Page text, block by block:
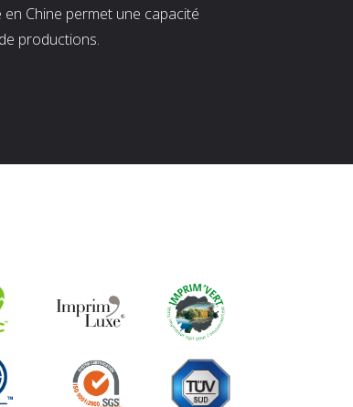
Chine permet une capacité
productions.